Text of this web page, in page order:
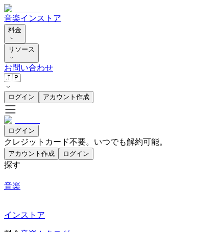
音楽インストア
料金
リソース
お問い合わせ
🇯🇵
ログイン アカウント作成
ログイン
クレジットカード不要。いつでも解約可能。
アカウント作成 ログイン
探す
音楽
インストア